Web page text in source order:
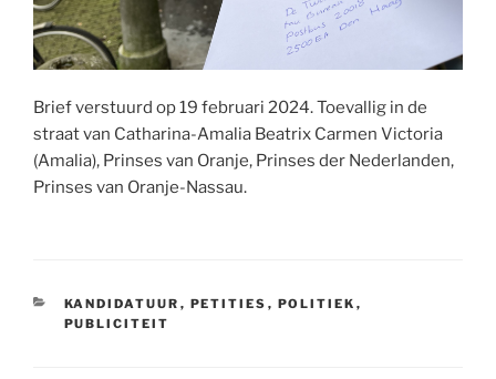
Brief verstuurd op 19 februari 2024. Toevallig in de
straat van Catharina-Amalia Beatrix Carmen Victoria
(Amalia), Prinses van Oranje, Prinses der Nederlanden,
Prinses van Oranje-Nassau.
CATEGORIEËN
KANDIDATUUR , PETITIES , POLITIEK ,
PUBLICITEIT